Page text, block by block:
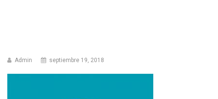
Admin septiembre 19, 2018